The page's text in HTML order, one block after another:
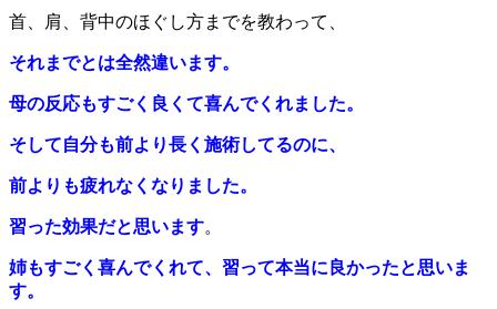
首、肩、背中のほぐし方までを教わって、
それまでとは全然違います。
母の反応もすごく良くて喜んでくれました。
そして自分も前より長く施術してるのに、
前よりも疲れなくなりました。
習った効果だと思います。
姉もすごく喜んでくれて、習って本当に良かったと思いま
す。